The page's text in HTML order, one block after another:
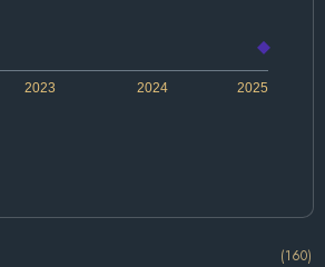
2024
2023 2025
(160)